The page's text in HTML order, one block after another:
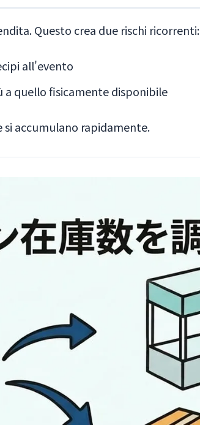
Questo crea due rischi ricorrenti:
all'evento
quello fisicamente disponibile
accumulano rapidamente.